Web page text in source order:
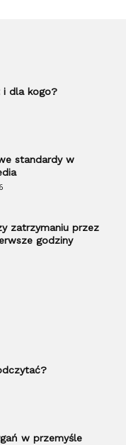
dla kogo?
standardy w
zatrzymaniu przez
godziny
w przemyśle